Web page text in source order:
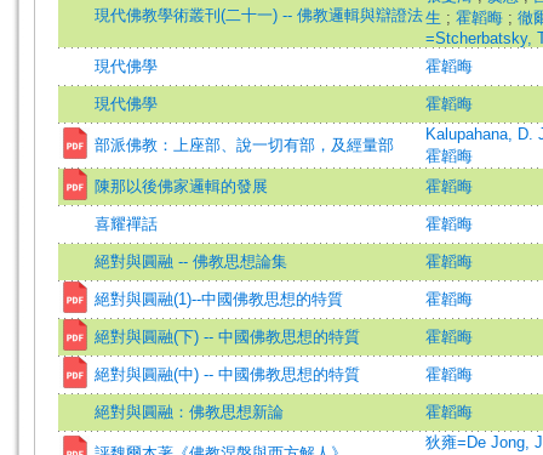
現代佛教學術叢刊(二十一) -- 佛教邏輯與辯證法生 ; 霍韜晦 ; 徹
=Stcherbatsky,
現代佛學
霍韜晦
現代佛學 霍韜晦
部派佛教：上座部、說一切有部，及經量部
Kalupahana, D.
霍韜晦
陳那以後佛家邏輯的發展
霍韜晦
喜耀禪話 霍韜晦
絕對與圓融 -- 佛教思想論集 霍韜晦
絕對與圓融(1)--中國佛教思想的特質 霍韜晦
絕對與圓融(下) -- 中國佛教思想的特質 霍韜晦
絕對與圓融(中) -- 中國佛教思想的特質 霍韜晦
絕對與圓融：佛教思想新論 霍韜晦
狄雍=De Jong,